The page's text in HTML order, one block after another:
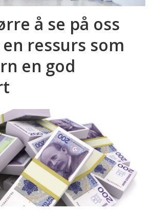
å se på oss
ressurs som
en god